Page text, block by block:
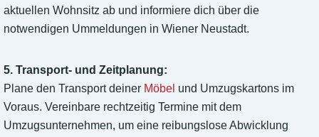
aktuellen Wohnsitz ab und informiere dich über die
notwendigen Ummeldungen in Wiener Neustadt.
5. Transport- und Zeitplanung:
Plane den Transport deiner Möbel und Umzugskartons im
Voraus. Vereinbare rechtzeitig Termine mit dem
Umzugsunternehmen, um eine reibungslose Abwicklung